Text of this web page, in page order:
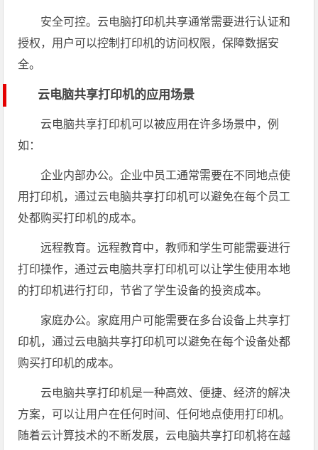
安全可控。云电脑打印机共享通常需要进行认证和
授权，用户可以控制打印机的访问权限，保障数据安
全。
云电脑共享打印机的应用场景
云电脑共享打印机可以被应用在许多场景中，例
如：
企业内部办公。企业中员工通常需要在不同地点使
用打印机，通过云电脑共享打印机可以避免在每个员工
处都购买打印机的成本。
远程教育。远程教育中，教师和学生可能需要进行
打印操作，通过云电脑共享打印机可以让学生使用本地
的打印机进行打印，节省了学生设备的投资成本。
家庭办公。家庭用户可能需要在多台设备上共享打
印机，通过云电脑共享打印机可以避免在每个设备处都
购买打印机的成本。
云电脑共享打印机是一种高效、便捷、经济的解决
方案，可以让用户在任何时间、任何地点使用打印机。
随着云计算技术的不断发展，云电脑共享打印机将在越